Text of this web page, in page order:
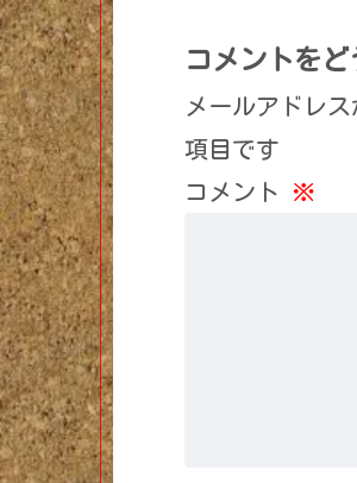
コメントをど
メールアドレ
項目です
コメント
※